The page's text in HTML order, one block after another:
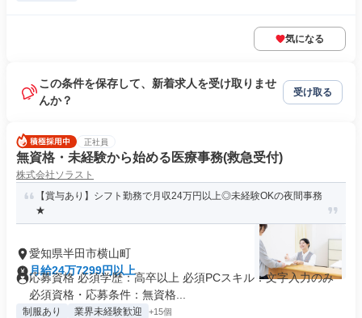
気になる
この条件を保存して、新着求人を受け取りませ
んか？
受け取る
正社員
無資格・未経験から始める医療事務(救急受付)
株式会社ソラスト
【賞与あり】シフト勤務で月収24万円以上◎未経験OKの夜間事務
★
愛知県半田市横山町
月給24万7299円以上
応募資格 必須学歴：高卒以上 必須PCスキル：文字入力のみ
必須資格・応募条件：無資格...
制服あり 業界未経験歓迎 +15個